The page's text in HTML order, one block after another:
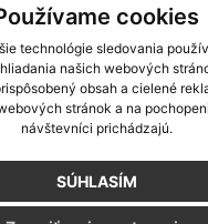
cookies
technológie sledovania
našich webových
obsah a cielené
stránok a na
návštevníci prichádzajú.
SÚHLASÍM
aktuálnych
systém ECHELON 2,Mapa
s.r.o.,domény,
aktualizácia:05.08.2026